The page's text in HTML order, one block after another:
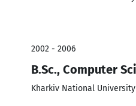
2002 - 2006
B.Sc., Computer
Kharkiv National